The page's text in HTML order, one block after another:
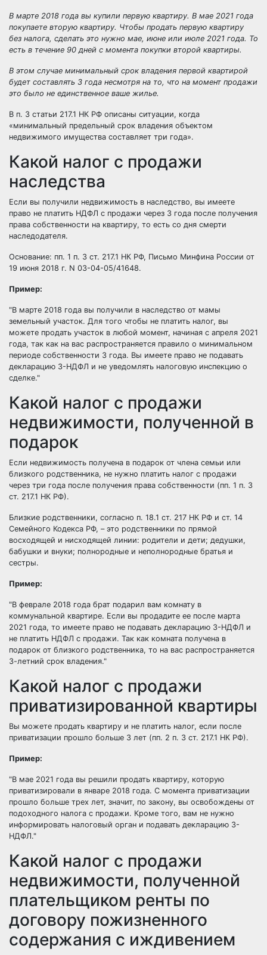
В марте 2018 года вы купили первую квартиру. В мае 2021 года
покупаете вторую квартиру. Чтобы продать первую квартиру
без налога, сделать это нужно мае, июне или июле 2021 года. То
есть в течение 90 дней с момента покупки второй квартиры.
В этом случае минимальный срок владения первой квартирой
будет составлять 3 года несмотря на то, что на момент продажи
это было не единственное ваше жилье.
В п. 3 статьи 217.1 НК РФ описаны ситуации, когда
«минимальный предельный срок владения объектом
недвижимого имущества составляет три года».
Какой налог с продажи
наследства
Если вы получили недвижимость в наследство, вы имеете
право не платить НДФЛ с продажи через 3 года после получения
права собственности на квартиру, то есть со дня смерти
наследодателя.
Основание: пп. 1 п. 3 ст. 217.1 НК РФ, Письмо Минфина России от
19 июня 2018 г. N 03-04-05/41648.
Пример:
В марте 2018 года вы получили в наследство от мамы
земельный участок. Для того чтобы не платить налог, вы
можете продать участок в любой момент, начиная с апреля 2021
года, так как на вас распространяется правило о минимальном
периоде собственности 3 года. Вы имеете право не подавать
декларацию 3-НДФЛ и не уведомлять налоговую инспекцию о
сделке.
Какой налог с продажи
недвижимости, полученной в
подарок
Если недвижимость получена в подарок от члена семьи или
близкого родственника, не нужно платить налог с продажи
через три года после получения права собственности (пп. 1 п. 3
ст. 217.1 НК РФ).
Близкие родственники, согласно п. 18.1 ст. 217 НК РФ и ст. 14
Семейного Кодекса РФ, – это родственники по прямой
восходящей и нисходящей линии: родители и дети; дедушки,
бабушки и внуки; полнородные и неполнородные братья и
сестры.
Пример:
В феврале 2018 года брат подарил вам комнату в
коммунальной квартире. Если вы продадите ее после марта
2021 года, то имеете право не подавать декларацию 3-НДФЛ и
не платить НДФЛ с продажи. Так как комната получена в
подарок от близкого родственника, то на вас распространяется
3-летний срок владения.
Какой налог с продажи
приватизированной квартиры
Вы можете продать квартиру и не платить налог, если после
приватизации прошло больше 3 лет (пп. 2 п. 3 ст. 217.1 НК РФ).
Пример:
В мае 2021 года вы решили продать квартиру, которую
приватизировали в январе 2018 года. С момента приватизации
прошло больше трех лет, значит, по закону, вы освобождены от
подоходного налога с продажи. Кроме того, вам не нужно
информировать налоговый орган и подавать декларацию 3-
НДФЛ.
Какой налог с продажи
недвижимости, полученной
плательщиком ренты по
договору пожизненного
содержания с иждивением